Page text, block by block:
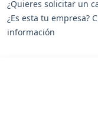
¿Quieres solicitar un
¿Es esta tu empresa?
información